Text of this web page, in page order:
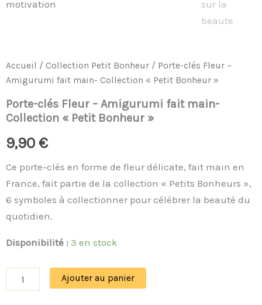
Accueil / Collection Petit Bonheur / Porte-clés Fleur –
Amigurumi fait main- Collection « Petit Bonheur »
Porte-clés Fleur – Amigurumi fait main-
Collection « Petit Bonheur »
9,90 €
Ce porte-clés en forme de fleur délicate, fait main en
France, fait partie de la collection « Petits Bonheurs »,
6 symboles à collectionner pour célébrer la beauté du
quotidien.
Disponibilité : 3 en stock
Ajouter au panier